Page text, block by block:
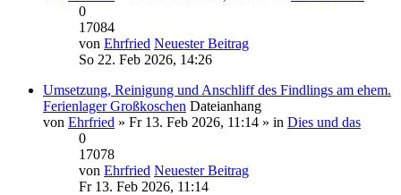
0
17084
von Ehrfried Neuester Beitrag
So 22. Feb 2026, 14:26
Umsetzung, Reinigung und Anschliff des Findlings am ehem.
Ferienlager Großkoschen Dateianhang
von Ehrfried » Fr 13. Feb 2026, 11:14 » in Dies und das
0
17078
von Ehrfried Neuester Beitrag
Fr 13. Feb 2026, 11:14